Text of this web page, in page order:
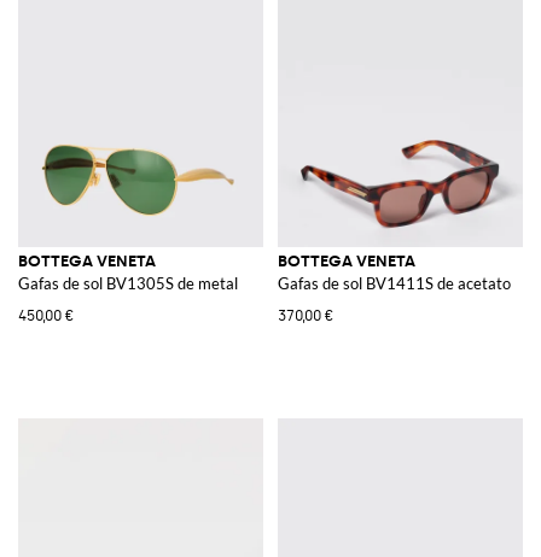
BOTTEGA VENETA
Gafas de sol BV1305S de metal
450,00 €
BOTTEGA VENETA
Gafas de sol BV1411S de acetato
370,00 €